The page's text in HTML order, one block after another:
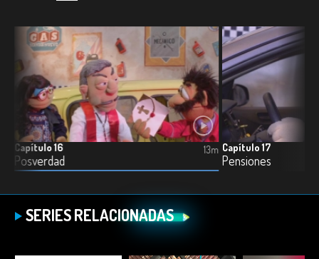
Capítulo 16
Posverdad
13m Capítulo 17
Pensiones
SERIES RELACIONADAS